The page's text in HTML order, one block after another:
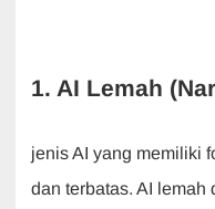
1. AI Lemah
jenis AI yang memiliki
dan terbatas. AI lemah